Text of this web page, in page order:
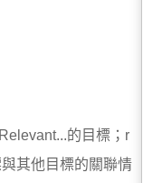
的目標；r
其他目標的關聯情